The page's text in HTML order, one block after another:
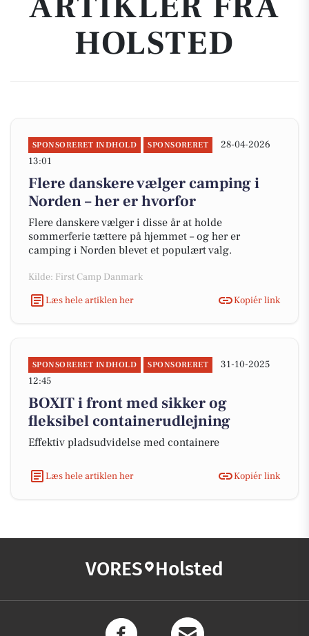
HOLSTED
SPONSORERET INDHOLD SPONSORERET
28-04-2026
13:01
Flere danskere vælger camping i
Norden – her er hvorfor
Flere danskere vælger i disse år at holde
sommerferie tættere på hjemmet – og her er
camping i Norden blevet et populært valg.
Kilde: First Camp Danmark
Læs hele artiklen her
Kopiér link
SPONSORERET INDHOLD SPONSORERET
31-10-2025
12:45
BOXIT i front med sikker og
fleksibel containerudlejning
Effektiv pladsudvidelse med containere
Læs hele artiklen her Kopiér link
VORES Holsted